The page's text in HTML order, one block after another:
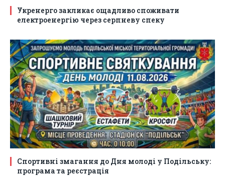
Укренерго закликає ощадливо споживати
електроенергію через серпневу спеку
Спортивні змагання до Дня молоді у Подільську:
програма та реєстрація